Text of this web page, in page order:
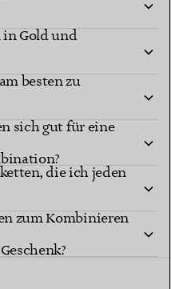
Gold und
besten zu
sich gut für eine
die ich jeden
zum Kombinieren